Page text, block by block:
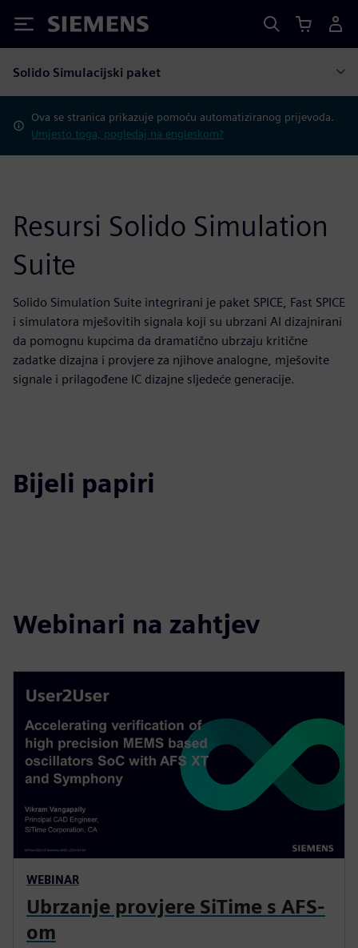
Siemens
Solido Simulacijski paket
Ova se stranica prikazuje pomoću automatiziranog prijevoda.
Umjesto toga, pogledaj na engleskom?
Resursi Solido Simulation
Suite
Solido Simulation Suite integrirani je paket SPICE, Fast SPICE
i simulatora mješovitih signala koji su ubrzani AI dizajnirani
da pomognu kupcima da dramatično ubrzaju kritične
zadatke dizajna i provjere za njihove analogne, mješovite
signale i prilagođene IC dizajne sljedeće generacije.
Bijeli papiri
Webinari na zahtjev
WEBINAR
Ubrzanje provjere SiTime s AFS-
om